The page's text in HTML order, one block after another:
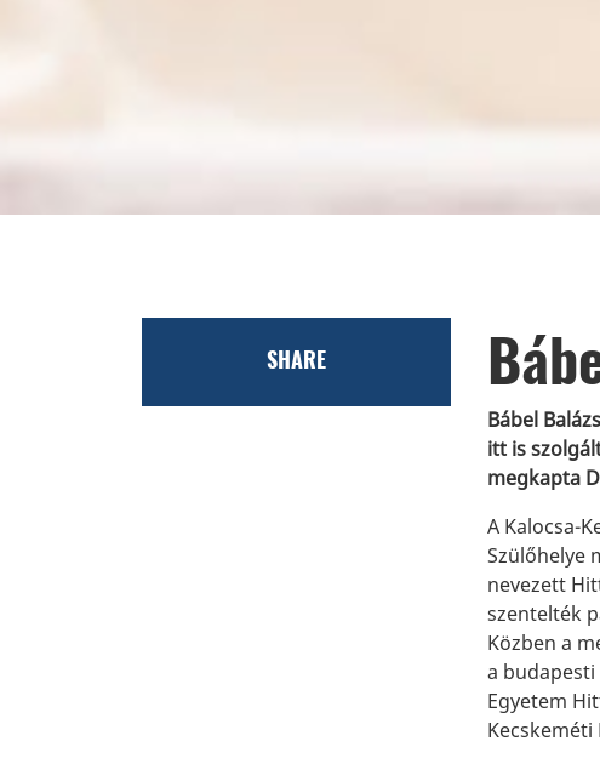
SHARE
Bábel
itt is
megkapta
A Kalocsa-
Szülőhelye
nevezett
szentelték
Közben a
a
Egyetem
Kecskeméti